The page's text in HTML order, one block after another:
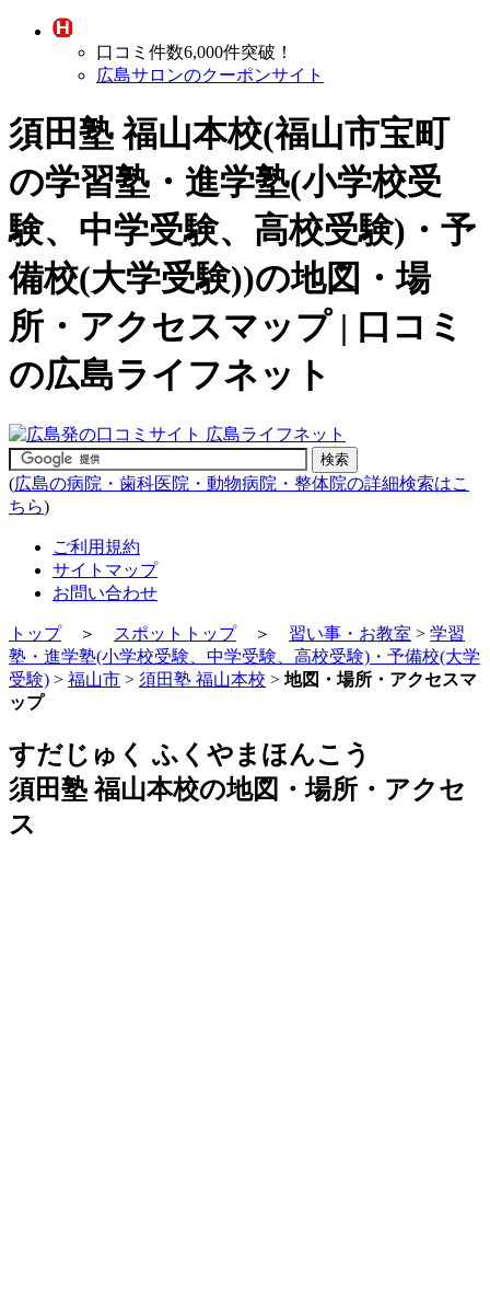
口コミ件数6,000件突破！
広島サロンのクーポンサイト
須田塾 福山本校(福山市宝町
の学習塾・進学塾(小学校受
験、中学受験、高校受験)・予
備校(大学受験))の地図・場
所・アクセスマップ | 口コミ
の広島ライフネット
(広島の病院・歯科医院・動物病院・整体院の詳細検索はこ
ちら)
ご利用規約
サイトマップ
お問い合わせ
トップ＞ スポットトップ＞ 習い事・お教室 > 学習
塾・進学塾(小学校受験、中学受験、高校受験)・予備校(大学
受験) > 福山市 > 須田塾 福山本校 > 地図・場所・アクセスマ
ップ
すだじゅく ふくやまほんこう
須田塾 福山本校の地図・場所・アクセ
ス